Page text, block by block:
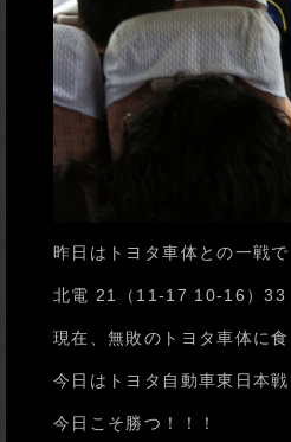
昨日はトヨタ車体との一戦で
北電 21（11-17 10-16）33
現在、無敗のトヨタ車体に
今日はトヨタ自動車東日本戦
今日こそ勝つ！！！